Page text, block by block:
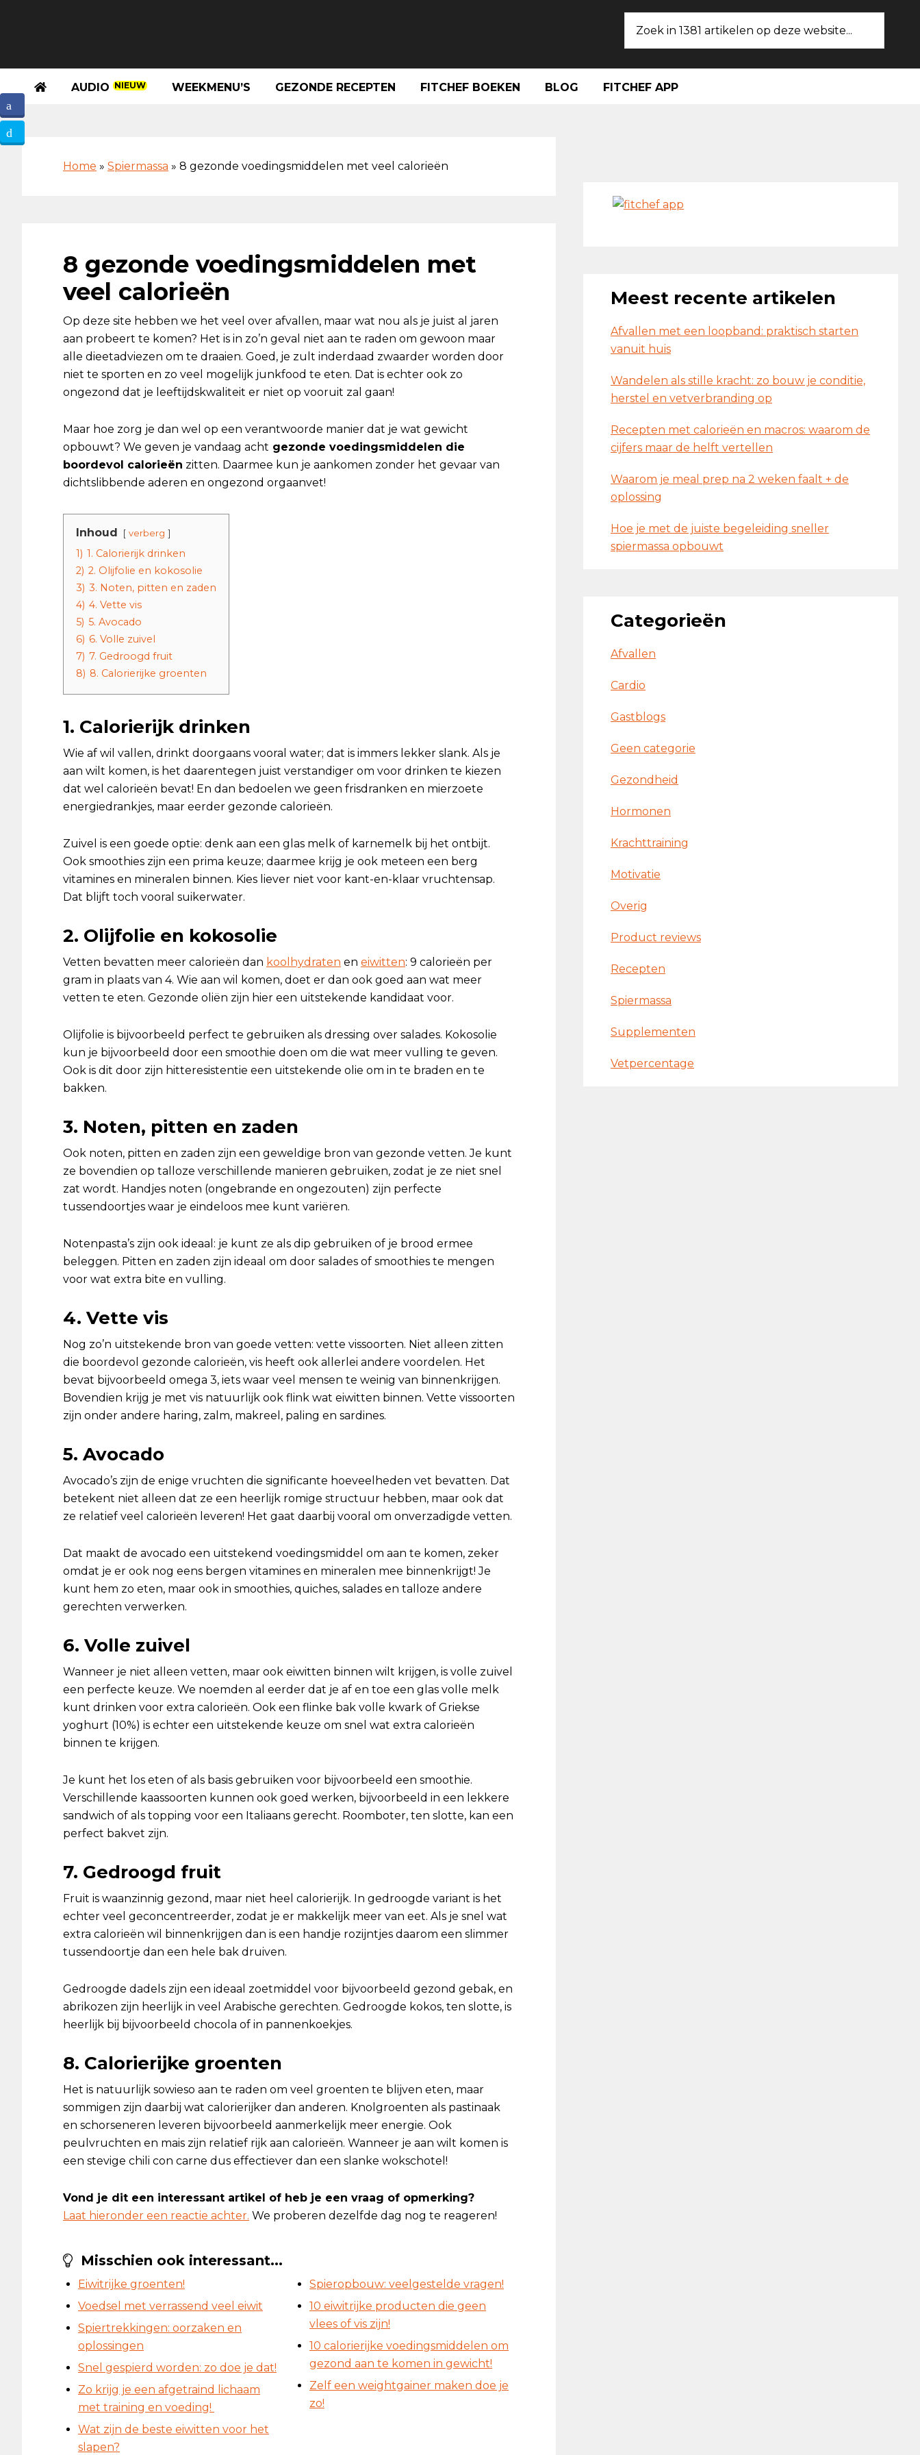
inhoud
sidebar
op
AUDIO NIEUW WEEKMENU’S GEZONDE RECEPTEN FITCHEF BOEKEN BLOG FITCHEF APP
Home » Spiermassa » 8 gezonde voedingsmiddelen met veel calorieën
8 gezonde voedingsmiddelen met
veel calorieën
Op deze site hebben we het veel over afvallen, maar wat nou als je juist al jaren
aan probeert te komen? Het is in zo’n geval niet aan te raden om gewoon maar
alle dieetadviezen om te draaien. Goed, je zult inderdaad zwaarder worden door
niet te sporten en zo veel mogelijk junkfood te eten. Dat is echter ook zo
ongezond dat je leeftijdskwaliteit er niet op vooruit zal gaan!
Maar hoe zorg je dan wel op een verantwoorde manier dat je wat gewicht
opbouwt? We geven je vandaag acht gezonde voedingsmiddelen die
boordevol calorieën zitten. Daarmee kun je aankomen zonder het gevaar van
dichtslibbende aderen en ongezond orgaanvet!
Inhoud verberg
1) 1. Calorierijk drinken
2) 2. Olijfolie en kokosolie
3) 3. Noten, pitten en zaden
4) 4. Vette vis
5) 5. Avocado
6) 6. Volle zuivel
7) 7. Gedroogd fruit
8) 8. Calorierijke groenten
1. Calorierijk drinken
Wie af wil vallen, drinkt doorgaans vooral water; dat is immers lekker slank. Als je
aan wilt komen, is het daarentegen juist verstandiger om voor drinken te kiezen
dat wel calorieën bevat! En dan bedoelen we geen frisdranken en mierzoete
energiedrankjes, maar eerder gezonde calorieën.
Zuivel is een goede optie: denk aan een glas melk of karnemelk bij het ontbijt.
Ook smoothies zijn een prima keuze; daarmee krijg je ook meteen een berg
vitamines en mineralen binnen. Kies liever niet voor kant-en-klaar vruchtensap.
Dat blijft toch vooral suikerwater.
2. Olijfolie en kokosolie
Vetten bevatten meer calorieën dan koolhydraten en eiwitten: 9 calorieën per
gram in plaats van 4. Wie aan wil komen, doet er dan ook goed aan wat meer
vetten te eten. Gezonde oliën zijn hier een uitstekende kandidaat voor.
Olijfolie is bijvoorbeeld perfect te gebruiken als dressing over salades. Kokosolie
kun je bijvoorbeeld door een smoothie doen om die wat meer vulling te geven.
Ook is dit door zijn hitteresistentie een uitstekende olie om in te braden en te
bakken.
3. Noten, pitten en zaden
Ook noten, pitten en zaden zijn een geweldige bron van gezonde vetten. Je kunt
ze bovendien op talloze verschillende manieren gebruiken, zodat je ze niet snel
zat wordt. Handjes noten (ongebrande en ongezouten) zijn perfecte
tussendoortjes waar je eindeloos mee kunt variëren.
Notenpasta’s zijn ook ideaal: je kunt ze als dip gebruiken of je brood ermee
beleggen. Pitten en zaden zijn ideaal om door salades of smoothies te mengen
voor wat extra bite en vulling.
4. Vette vis
Nog zo’n uitstekende bron van goede vetten: vette vissoorten. Niet alleen zitten
die boordevol gezonde calorieën, vis heeft ook allerlei andere voordelen. Het
bevat bijvoorbeeld omega 3, iets waar veel mensen te weinig van binnenkrijgen.
Bovendien krijg je met vis natuurlijk ook flink wat eiwitten binnen. Vette vissoorten
zijn onder andere haring, zalm, makreel, paling en sardines.
5. Avocado
Avocado’s zijn de enige vruchten die significante hoeveelheden vet bevatten. Dat
betekent niet alleen dat ze een heerlijk romige structuur hebben, maar ook dat
ze relatief veel calorieën leveren! Het gaat daarbij vooral om onverzadigde vetten.
Dat maakt de avocado een uitstekend voedingsmiddel om aan te komen, zeker
omdat je er ook nog eens bergen vitamines en mineralen mee binnenkrijgt! Je
kunt hem zo eten, maar ook in smoothies, quiches, salades en talloze andere
gerechten verwerken.
6. Volle zuivel
Wanneer je niet alleen vetten, maar ook eiwitten binnen wilt krijgen, is volle zuivel
een perfecte keuze. We noemden al eerder dat je af en toe een glas volle melk
kunt drinken voor extra calorieën. Ook een flinke bak volle kwark of Griekse
yoghurt (10%) is echter een uitstekende keuze om snel wat extra calorieën
binnen te krijgen.
Je kunt het los eten of als basis gebruiken voor bijvoorbeeld een smoothie.
Verschillende kaassoorten kunnen ook goed werken, bijvoorbeeld in een lekkere
sandwich of als topping voor een Italiaans gerecht. Roomboter, ten slotte, kan een
perfect bakvet zijn.
7. Gedroogd fruit
Fruit is waanzinnig gezond, maar niet heel calorierijk. In gedroogde variant is het
echter veel geconcentreerder, zodat je er makkelijk meer van eet. Als je snel wat
extra calorieën wil binnenkrijgen dan is een handje rozijntjes daarom een slimmer
tussendoortje dan een hele bak druiven.
Gedroogde dadels zijn een ideaal zoetmiddel voor bijvoorbeeld gezond gebak, en
abrikozen zijn heerlijk in veel Arabische gerechten. Gedroogde kokos, ten slotte, is
heerlijk bij bijvoorbeeld chocola of in pannenkoekjes.
8. Calorierijke groenten
Het is natuurlijk sowieso aan te raden om veel groenten te blijven eten, maar
sommigen zijn daarbij wat calorierijker dan anderen. Knolgroenten als pastinaak
en schorseneren leveren bijvoorbeeld aanmerkelijk meer energie. Ook
peulvruchten en mais zijn relatief rijk aan calorieën. Wanneer je aan wilt komen is
een stevige chili con carne dus effectiever dan een slanke wokschotel!
Vond je dit een interessant artikel of heb je een vraag of opmerking?
Laat hieronder een reactie achter. We proberen dezelfde dag nog te reageren!
Misschien ook interessant...
Eiwitrijke groenten!
Voedsel met verrassend veel eiwit
Spiertrekkingen: oorzaken en
oplossingen
Snel gespierd worden: zo doe je dat!
Zo krijg je een afgetraind lichaam
met training en voeding!
Wat zijn de beste eiwitten voor het
slapen?
Spieropbouw: veelgestelde vragen!
10 eiwitrijke producten die geen
vlees of vis zijn!
10 calorierijke voedingsmiddelen om
gezond aan te komen in gewicht!
Zelf een weightgainer maken doe je
zo!
Meest recente artikelen
Afvallen met een loopband: praktisch starten
vanuit huis
Wandelen als stille kracht: zo bouw je conditie,
herstel en vetverbranding op
Recepten met calorieën en macros: waarom de
cijfers maar de helft vertellen
Waarom je meal prep na 2 weken faalt + de
oplossing
Hoe je met de juiste begeleiding sneller
spiermassa opbouwt
Categorieën
Afvallen
Cardio
Gastblogs
Geen categorie
Gezondheid
Hormonen
Krachttraining
Motivatie
Overig
Product reviews
Recepten
Spiermassa
Supplementen
Vetpercentage